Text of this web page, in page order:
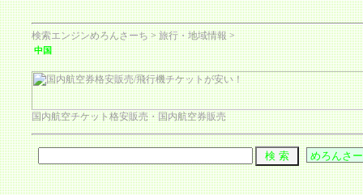
検索エンジンめろんさーち>旅行・地域情報>
中国
国内航空チケット格安販売・国内航空券販売